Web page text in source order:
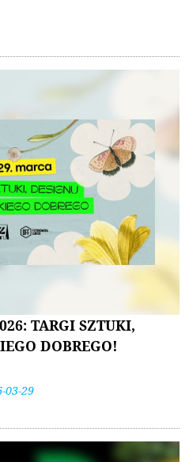
TARGI SZTUKI,
DOBREGO!
03-29